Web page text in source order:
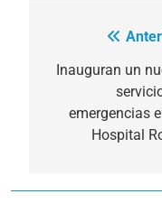
Navegación
de
entradas
Inauguran un
emergencias
Hospital